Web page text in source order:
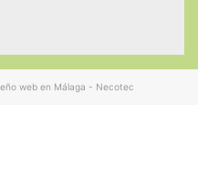
web en Málaga - Necotec